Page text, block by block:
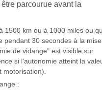
parcourue avant la
1500 km ou à 1000 miles ou
pendant 30 secondes à la
de vidange" est visible sur
si l'autonomie atteint la
: